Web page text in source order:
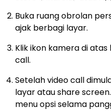
Buka ruang obrolan
ajak berbagi layar.
Klik ikon kamera di
call.
Setelah video call
layar atau share
menu opsi selama